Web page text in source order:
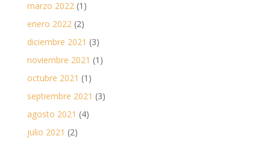
marzo 2022(1)
enero 2022(2)
diciembre 2021 (3)
noviembre 2021 (1)
octubre 2021 (1)
septiembre 2021 (3)
agosto 2021 (4)
julio 2021 (2)